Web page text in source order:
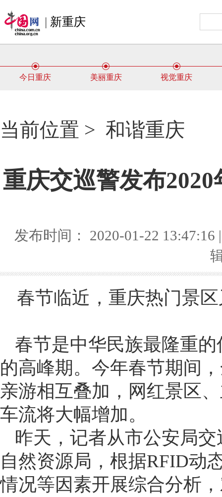
| 新重庆
今日重庆 美丽重庆 视觉重庆
当前位置 > 和谐重庆
重庆交巡警发布
发布时间： 2020-01-22
春节临近，重庆热门景
春节是中华民族最隆重
的高峰期。今年春节期间
亲游相互叠加，网红景区
车流将大幅增加。
昨天，记者从市公安局
自然资源局，根据RFID动
情况等因素开展综合分析